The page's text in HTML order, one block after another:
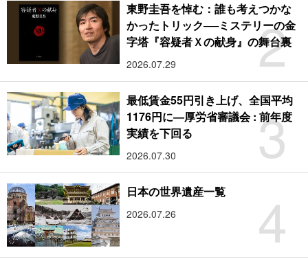
2
東野圭吾を悼む：誰も考えつかな
かったトリック──ミステリーの金
字塔『容疑者Ｘの献身』の舞台裏
2026.07.29
3
最低賃金55円引き上げ、全国平均
1176円に―厚労省審議会 : 前年度
実績を下回る
2026.07.30
4
日本の世界遺産一覧
2026.07.26